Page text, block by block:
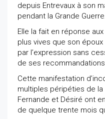
depuis Entrevaux à son
pendant la Grande
Elle la fait en réponse
plus vives que son
par l’expression sans
de ses
Cette manifestation
multiples péripéties de
Fernande et Désiré ont
de quelque trente mois